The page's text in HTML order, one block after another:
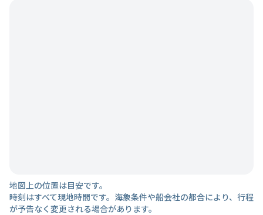
地図上の位置は目安です。
時刻はすべて現地時間です。海象条件や船会社の都合により、行程
が予告なく変更される場合があります。